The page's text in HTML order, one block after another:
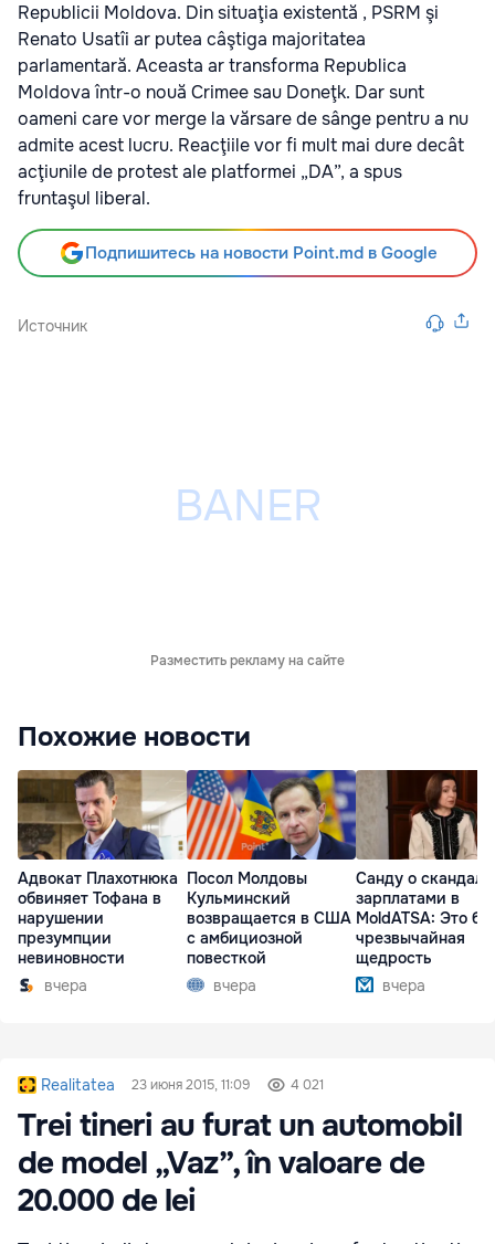
Republicii Moldova. Din situaţia existentă , PSRM şi
Renato Usatîi ar putea câştiga majoritatea
parlamentară. Aceasta ar transforma Republica
Moldova într-o nouă Crimee sau Doneţk. Dar sunt
oameni care vor merge la vărsare de sânge pentru a nu
admite acest lucru. Reacţiile vor fi mult mai dure decât
acţiunile de protest ale platformei „DA”, a spus
fruntaşul liberal.
Подпишитесь на новости Point.md в Google
Источник
Разместить рекламу на сайте
Похожие новости
Адвокат Плахотнюка
обвиняет Тофана в
нарушении
презумпции
невиновности
вчера
Посол Молдовы
Кульминский
возвращается в США
с амбициозной
повесткой
вчера
Санду о
зарплатами в
MoldATSA: Это
чрезвычайная
щедрость
вчера
Realitatea 23 июня 2015, 11:09 4 021
Trei tineri au furat un automobil
de model „Vaz”, în valoare de
20.000 de lei